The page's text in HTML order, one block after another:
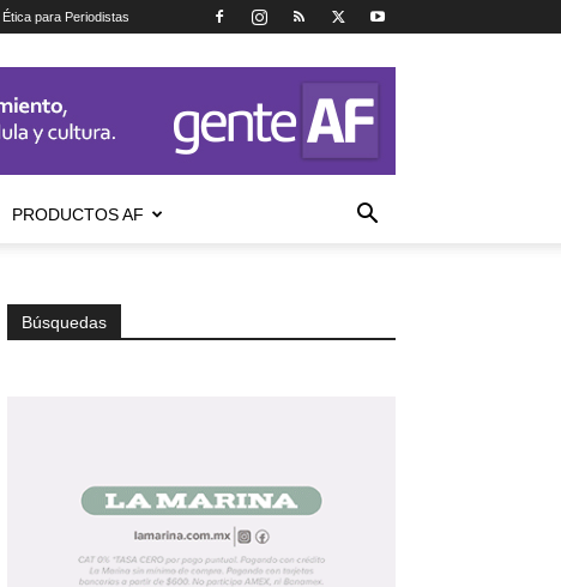
para Periodistas
PRODUCTOS AF
Búsquedas